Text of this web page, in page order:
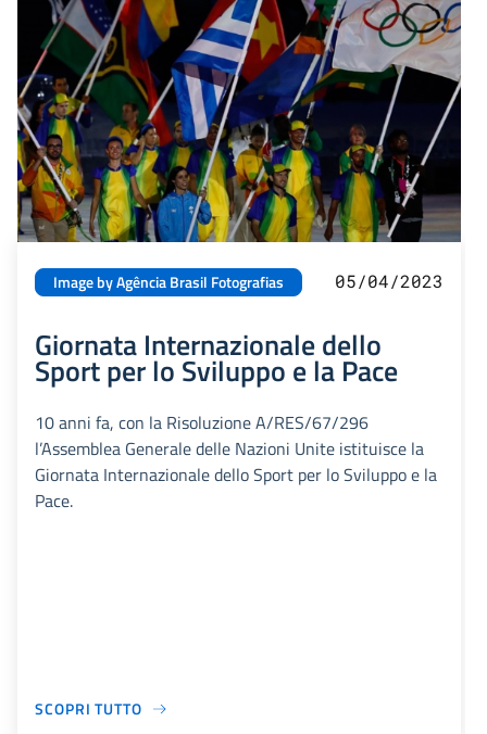
Image by Agência Brasil Fotografias 05/04/2023
Giornata Internazionale dello
Sport per lo Sviluppo e la Pace
10 anni fa, con la Risoluzione A/RES/67/296
l’Assemblea Generale delle Nazioni Unite istituisce la
Giornata Internazionale dello Sport per lo Sviluppo e la
Pace.
SCOPRI TUTTO